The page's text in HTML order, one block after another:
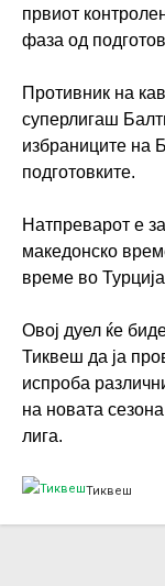
првиот
фаза од
Противник на
суперлигаш
избраниците на
подготовките.
Натпреварот е
македонско
време во
Овој дуел ќе
Тиквеш да ја
испроба
на новата
лига.
Тиквеш